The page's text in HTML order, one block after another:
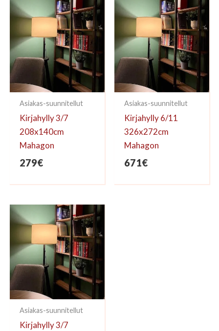
kirjoittaa arvioinnin.
Asiakas-suunnitellut
Kirjahylly 3/7
208x140cm
Mahagon
279€
Asiakas-suunnitellut
Kirjahylly 6/11
326x272cm
Mahagon
671€
Asiakas-suunnitellut
Kirjahylly 3/7